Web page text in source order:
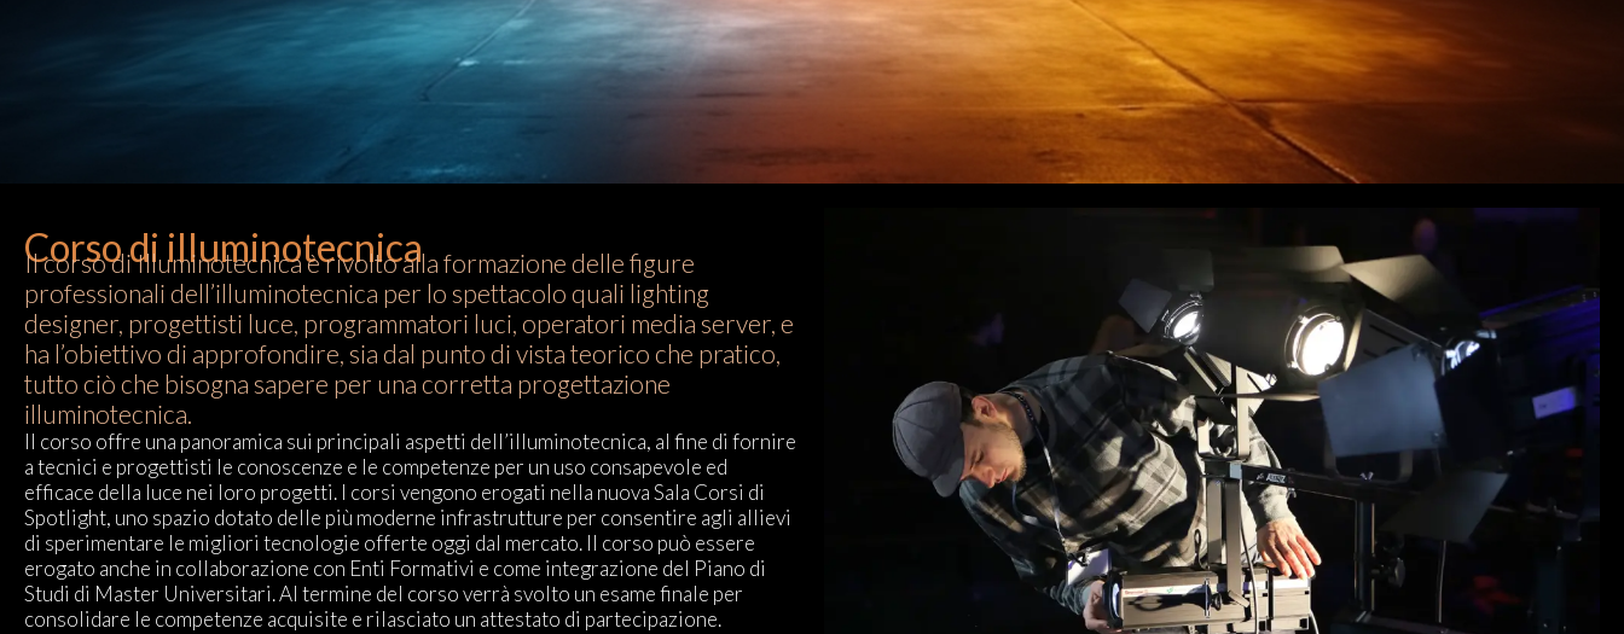
Corso di illuminotecnica
Il corso di Illuminotecnica è rivolto alla formazione delle figure
professionali dell’illuminotecnica per lo spettacolo quali lighting
designer, progettisti luce, programmatori luci, operatori media server, e
ha l’obiettivo di approfondire, sia dal punto di vista teorico che pratico,
tutto ciò che bisogna sapere per una corretta progettazione
illuminotecnica.
Il corso offre una panoramica sui principali aspetti dell’illuminotecnica, al fine di fornire
a tecnici e progettisti le conoscenze e le competenze per un uso consapevole ed
efficace della luce nei loro progetti. I corsi vengono erogati nella nuova Sala Corsi di
Spotlight, uno spazio dotato delle più moderne infrastrutture per consentire agli allievi
di sperimentare le migliori tecnologie offerte oggi dal mercato. Il corso può essere
erogato anche in collaborazione con Enti Formativi e come integrazione del Piano di
Studi di Master Universitari. Al termine del corso verrà svolto un esame finale per
consolidare le competenze acquisite e rilasciato un attestato di partecipazione.